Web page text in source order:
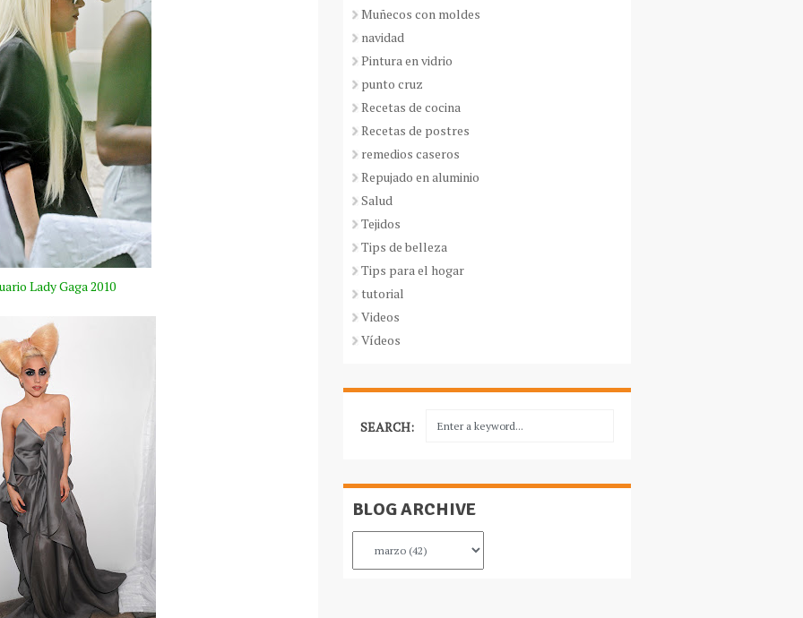
Lady Gaga 2010
Muñecos con moldes
navidad
Pintura en vidrio
punto cruz
Recetas de cocina
Recetas de postres
remedios caseros
Repujado en aluminio
Salud
Tejidos
Tips de belleza
Tips para el hogar
tutorial
Videos
Vídeos
SEARCH:
BLOG ARCHIVE